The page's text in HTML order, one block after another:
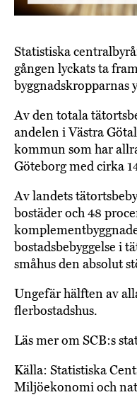
Statistiska
gången lyckats ta
byggnadskropparnas
Av den totala
andelen i Västra
kommun som har
Göteborg med cirka
Av landets
bostäder och 48
bostadsbebyggelse i
småhus den absolut
Ungefär hälften av
flerbostadshus.
Läs mer om SCB:s
Källa: Statistiska
Miljöekonomi och